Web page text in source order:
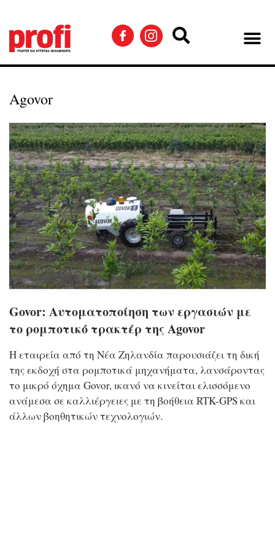
Agovor
Govor: Αυτοματοποίηση των εργασιών με
το ρομποτικό τρακτέρ της Agovor
H εταιρεία από τη Νέα Ζηλανδία παρουσιάζει τη δική
της εκδοχή στα ρομποτικά μηχανήματα, λανσάροντας
το μικρό όχημα Govor, ικανό να κινείται ελισσόμενο
ανάμεσα σε καλλιέργειες με τη βοήθεια RTK-GPS και
άλλων βοηθητικών τεχνολογιών.